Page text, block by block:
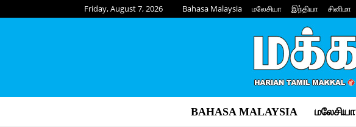
Friday, August 7, 2026 Bahasa Malaysia மலேசியா இந்தியா சினிமா
BAHASA MALAYSIA மலேசியா